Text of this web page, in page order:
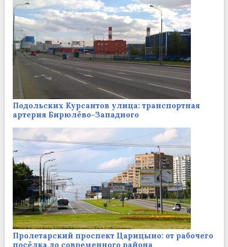
Подольских Курсантов улица: транспортная
артерия Бирюлёво-Западного
Пролетарский проспект Царицыно: от рабочего
посёлка до современного района